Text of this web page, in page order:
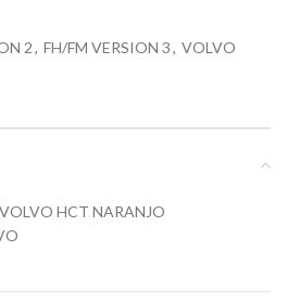
2, FH/FM VERSION 3, VOLVO
HCT NARANJO